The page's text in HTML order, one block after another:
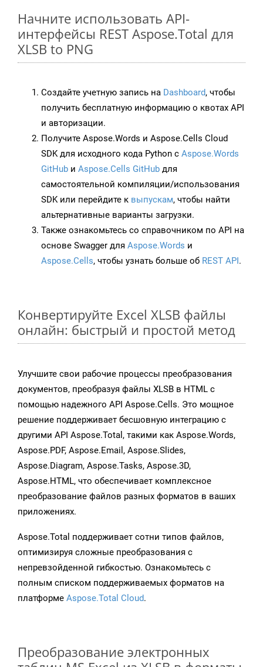
Начните использовать API-
интерфейсы REST Aspose.Total для
XLSB to PNG
Создайте учетную запись на Dashboard, чтобы
получить бесплатную информацию о квотах API
и авторизации.
Получите Aspose.Words и Aspose.Cells Cloud
SDK для исходного кода Python с Aspose.Words
GitHub и Aspose.Cells GitHub для
самостоятельной компиляции/использования
SDK или перейдите к выпускам, чтобы найти
альтернативные варианты загрузки.
Также ознакомьтесь со справочником по API на
основе Swagger для Aspose.Words и
Aspose.Cells, чтобы узнать больше об REST API.
Конвертируйте Excel XLSB файлы
онлайн: быстрый и простой метод
Улучшите свои рабочие процессы преобразования
документов, преобразуя файлы XLSB в HTML с
помощью надежного API Aspose.Cells. Это мощное
решение поддерживает бесшовную интеграцию с
другими API Aspose.Total, такими как Aspose.Words,
Aspose.PDF, Aspose.Email, Aspose.Slides,
Aspose.Diagram, Aspose.Tasks, Aspose.3D,
Aspose.HTML, что обеспечивает комплексное
преобразование файлов разных форматов в ваших
приложениях.
Aspose.Total поддерживает сотни типов файлов,
оптимизируя сложные преобразования с
непревзойденной гибкостью. Ознакомьтесь с
полным списком поддерживаемых форматов на
платформе Aspose.Total Cloud.
Преобразование электронных